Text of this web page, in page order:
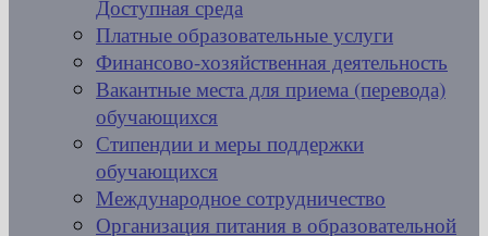
Доступная среда
Платные образовательные услуги
Финансово-хозяйственная деятельность
Вакантные места для приема (перевода)
обучающихся
Стипендии и меры поддержки
обучающихся
Международное сотрудничество
Организация питания в образовательной